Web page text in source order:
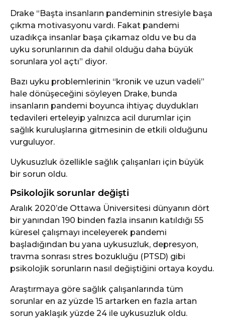
Drake “Başta insanların pandeminin stresiyle başa
çıkma motivasyonu vardı. Fakat pandemi
uzadıkça insanlar başa çıkamaz oldu ve bu da
uyku sorunlarının da dahil olduğu daha büyük
sorunlara yol açtı” diyor.
Bazı uyku problemlerinin “kronik ve uzun vadeli”
hale dönüşeceğini söyleyen Drake, bunda
insanların pandemi boyunca ihtiyaç duydukları
tedavileri erteleyip yalnızca acil durumlar için
sağlık kuruluşlarına gitmesinin de etkili olduğunu
vurguluyor.
Uykusuzluk özellikle sağlık çalışanları için büyük
bir sorun oldu.
Psikolojik sorunlar değişti
Aralık 2020’de Ottawa Üniversitesi dünyanın dört
bir yanından 190 binden fazla insanın katıldığı 55
küresel çalışmayı inceleyerek pandemi
başladığından bu yana uykusuzluk, depresyon,
travma sonrası stres bozukluğu (PTSD) gibi
psikolojik sorunların nasıl değiştiğini ortaya koydu.
Araştırmaya göre sağlık çalışanlarında tüm
sorunlar en az yüzde 15 artarken en fazla artan
sorun yaklaşık yüzde 24 ile uykusuzluk oldu.